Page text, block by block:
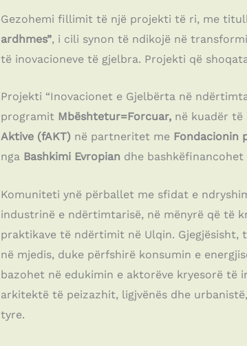
Gezohemi fillimit të një projekti të ri, me titull
ardhmes”, i cili synon të ndikojë në
të inovacioneve të gjelbra. Projekti që
Projekti “Inovacionet e Gjelbërta në
programit Mbështetur=Forcuar,në kuadër të
Aktive (fAKT)në partneritet me Fondacionin
nga Bashkimi Evropian dhe bashkëfinancohet
Komuniteti ynë përballet me sfidat e
industrinë e ndërtimtarisë, në mënyrë që të
praktikave të ndërtimit në Ulqin.
në mjedis, duke përfshirë konsumin e
bazohet në edukimin e aktorëve kryesorë
arkitektë të peizazhit, ligjvënës dhe
tyre.